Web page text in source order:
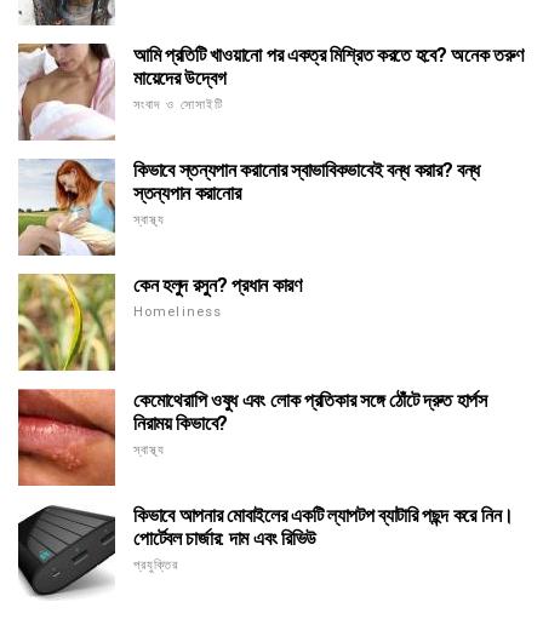
আমি প্রতিটি খাওয়ানো পর একত্র মিশ্রিত করতে হবে? অনেক তরুণ
মায়েদের উদ্বেগ
সংবাদ ও সোসাইটি
কিভাবে স্তন্যপান করানোর স্বাভাবিকভাবেই বন্ধ করার? বন্ধ
স্তন্যপান করানোর
স্বাস্থ্য
কেন হলুদ রসুন? প্রধান কারণ
Homeliness
কেমোথেরাপি ওষুধ এবং লোক প্রতিকার সঙ্গে ঠোঁটে দ্রুত হার্পস
নিরাময় কিভাবে?
স্বাস্থ্য
কিভাবে আপনার মোবাইলের একটি ল্যাপটপ ব্যাটারি পছন্দ করে নিন।
পোর্টেবল চার্জার: দাম এবং রিভিউ
প্রযুক্তির